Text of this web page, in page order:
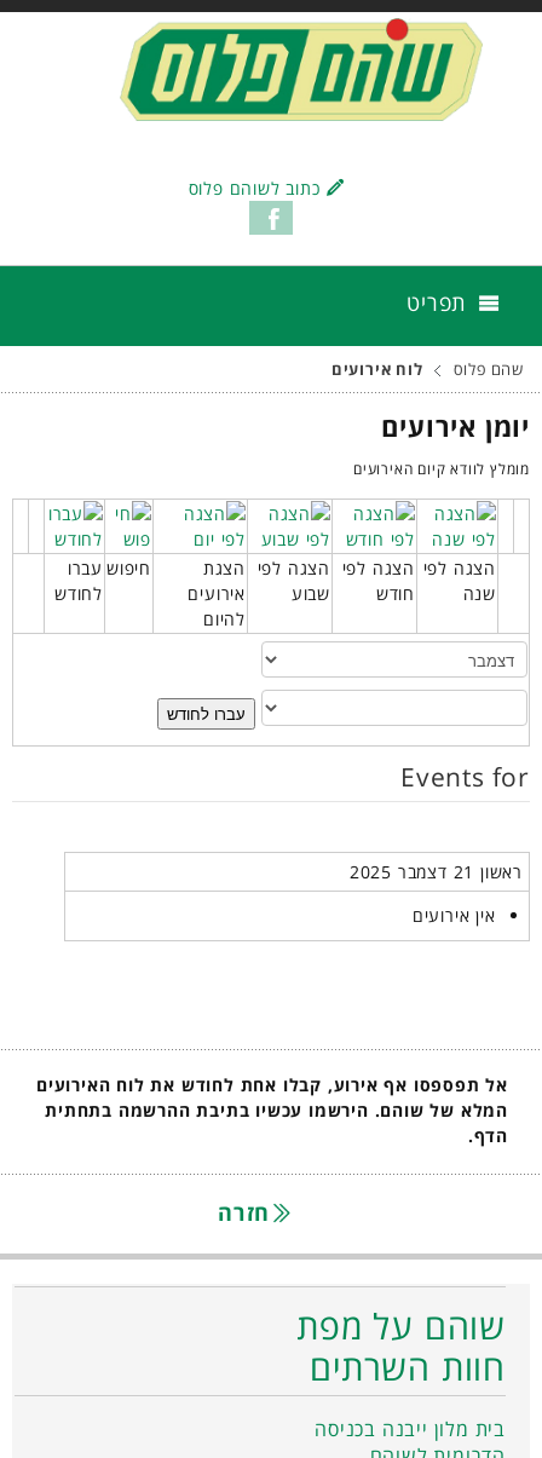
כתוב לשוהם פלוס
תפריט
שהם פלוס לוח אירועים
יומן אירועים
מומלץ לוודא קיום האירועים
הצגה לפי
שנה
הצגה לפי
חודש
הצגה לפי
שבוע
הצגת
אירועים
להיום
חיפוש עברו
לחודש
עברו לחודש
Events for
ראשון 21 דצמבר 2025
אין אירועים
אל תפספסו אף אירוע, קבלו אחת לחודש את לוח האירועים
המלא של שוהם. הירשמו עכשיו בתיבת ההרשמה בתחתית
הדף.
חזרה
שוהם על מפת
חוות השרתים
בית מלון ייבנה בכניסה